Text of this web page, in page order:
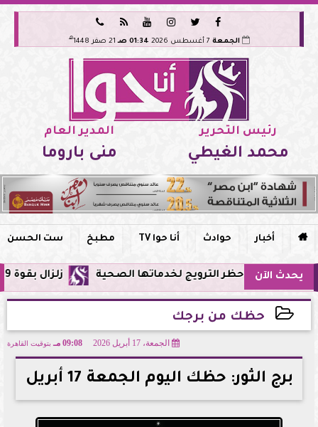






الجمعة 01:34 صـ 21 صفر 1448 هـ
رئيس التحرير
محمد الغيطي
المدير العام
منى باروما
 أخبار حوادث أنا حوا TV مطبخ ست الحسن
يحدث الآن زلزال بقوة 5.9 ريختر يشعر به سكان القاهرة وعدة محافظات.. مركزه شرق البحر المتوسط مصر وحظر الترويج لخدماتها الصحية
حظك من برجك
الجمعة، 17 أبريل 2026 09:08 مـ بتوقيت القاهرة
برج الثور: حظك اليوم الجمعة 17 أبريل